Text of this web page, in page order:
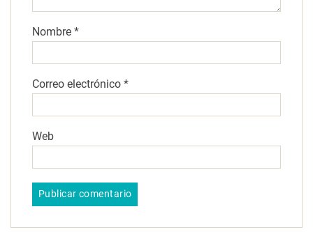
Nombre *
Correo electrónico *
Web